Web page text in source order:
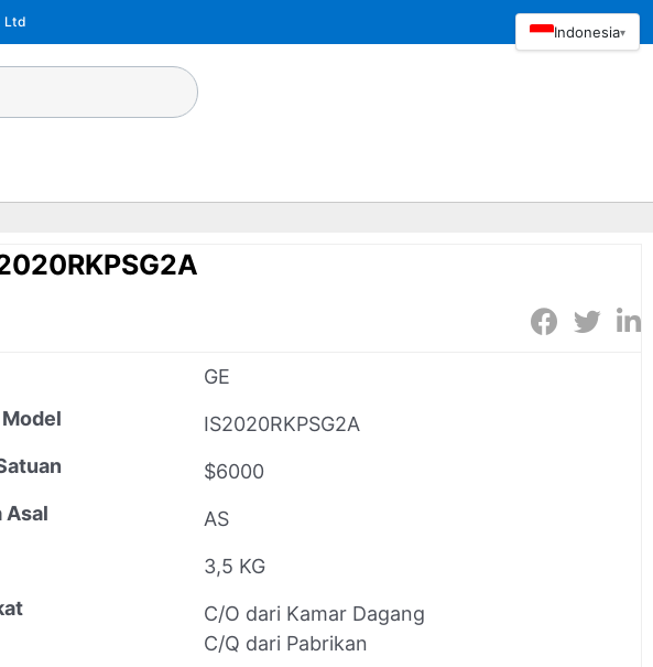
Ltd
GE
IS2020RKPSG2A
$6000
Asal
AS
3,5 KG
C/O dari Kamar Dagang
C/Q dari Pabrikan
Indonesia▾